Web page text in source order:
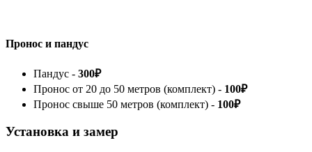
Пронос и пандус
Пандус - 300₽
Пронос от 20 до 50 метров (комплект) - 100₽
Пронос свыше 50 метров (комплект) - 100₽
Установка и замер